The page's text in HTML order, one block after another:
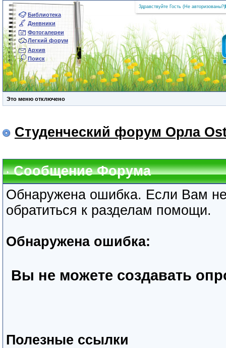
Библиотека
Дневники
Фотогалереи
Легкий форум
Архив
Поиск
Здравствуйте Гость (Не авторизованы?
Это меню отключено
Студенческий форум Орла
Сообщение Форума
Обнаружена ошибка. Если Вам
обратиться к разделам помощи.
Обнаружена ошибка:
Вы не можете создавать
Полезные ссылки